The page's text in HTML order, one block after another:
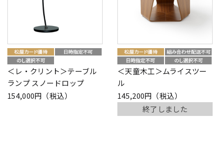
＜レ・クリント＞テーブル
ランプ スノードロップ
154,000円（税込）
＜天童木工＞ムライスツー
ル
145,200円（税込）
終了しました